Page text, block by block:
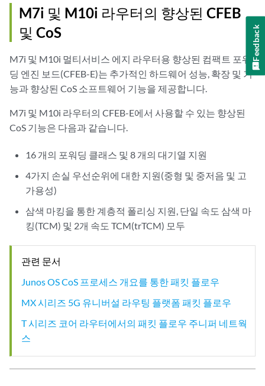
M7i 및 M10i 라우터의 향상된 CFEB
및 CoS
M7i 및 M10i 멀티서비스 에지 라우터용 향상된 컴팩트 포워
딩 엔진 보드(CFEB-E)는 추가적인 하드웨어 성능, 확장 및 기
능과 향상된 CoS 소프트웨어 기능을 제공합니다.
M7i 및 M10i 라우터의 CFEB-E에서 사용할 수 있는 향상된
CoS 기능은 다음과 같습니다.
16 개의 포워딩 클래스 및 8 개의 대기열 지원
4가지 손실 우선순위에 대한 지원(중형 및 중저음 및 고
가용성)
삼색 마킹을 통한 계층적 폴리싱 지원, 단일 속도 삼색 마
킹(TCM) 및 2개 속도 TCM(trTCM) 모두
관련 문서
Junos OS CoS 프로세스 개요를 통한 패킷 플로우
MX 시리즈 5G 유니버설 라우팅 플랫폼 패킷 플로우
T 시리즈 코어 라우터에서의 패킷 플로우 주니퍼 네트웍
스
Feedback